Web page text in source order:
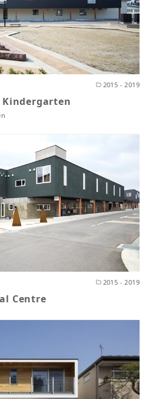
2015 - 2019
Kindergarten
2015 - 2019
Centre